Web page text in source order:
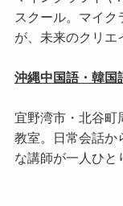
スクール。マイ
が、未来のクリエ
沖縄中国語・韓国
宜野湾市・北谷町
教室。日常会話か
な講師が一人ひと